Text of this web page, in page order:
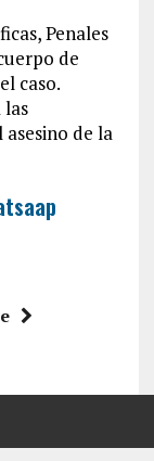
Penales
de
caso.
de la